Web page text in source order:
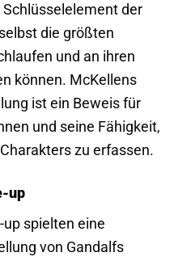
der
die größten
und an ihren
können. McKellens
ist ein Beweis für
und seine Fähigkeit,
zu erfassen.
up
spielten eine
von Gandalfs